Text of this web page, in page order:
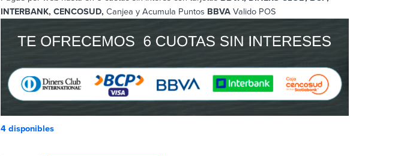
INTERBANK, CENCOSUD, Canjea y Acumula Puntos BBVA Valido POS
4 disponibles